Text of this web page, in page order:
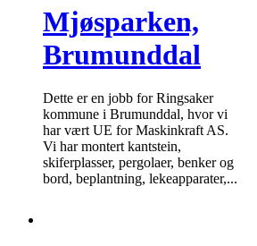
Mjøsparken,
Brumunddal
Dette er en jobb for Ringsaker
kommune i Brumunddal, hvor vi
har vært UE for Maskinkraft AS.
Vi har montert kantstein,
skiferplasser, pergolaer, benker og
bord, beplantning, lekeapparater,...